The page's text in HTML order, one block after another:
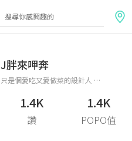
J胖來呷奔
只是個愛吃又愛做菜的設計人 閒暇之餘分享美食，分享食譜 分享人生 🍽料理食譜方面可以追蹤 #J胖食譜 #J胖小廚房 🐷各種口袋名單食記可以追蹤 #J胖食記 #J胖在____ 📮有興趣合作邀約或是任何意見想法歡迎私訊
1.4K
讚
1.4K
POPO值